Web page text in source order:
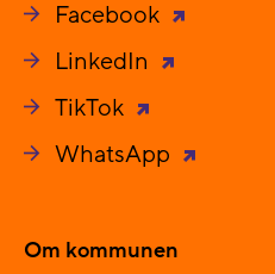
Facebook
LinkedIn
TikTok
WhatsApp
Om kommunen